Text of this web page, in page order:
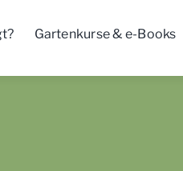
Gartenkurse & e-Books